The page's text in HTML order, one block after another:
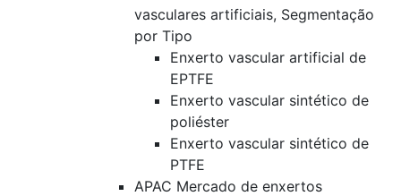
vasculares artificiais, Segmentação
por Tipo
Enxerto vascular artificial de
EPTFE
Enxerto vascular sintético de
poliéster
Enxerto vascular sintético de
PTFE
APAC Mercado de enxertos